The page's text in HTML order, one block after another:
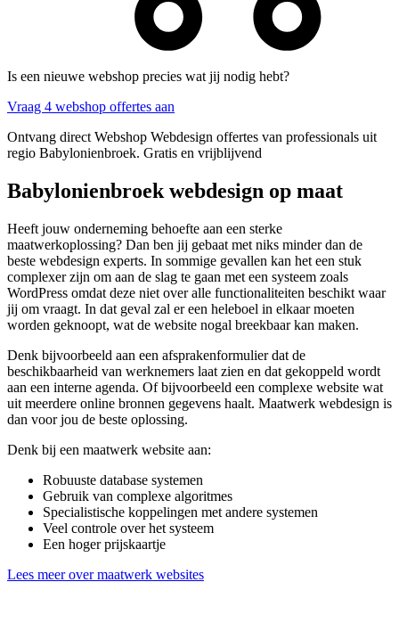
Is een nieuwe webshop precies wat jij nodig hebt?
Vraag 4 webshop offertes aan
Ontvang direct Webshop Webdesign offertes van professionals uit
regio Babylonienbroek. Gratis en vrijblijvend
Babylonienbroek webdesign op maat
Heeft jouw onderneming behoefte aan een sterke
maatwerkoplossing? Dan ben jij gebaat met niks minder dan de
beste webdesign experts. In sommige gevallen kan het een stuk
complexer zijn om aan de slag te gaan met een systeem zoals
WordPress omdat deze niet over alle functionaliteiten beschikt waar
jij om vraagt. In dat geval zal er een heleboel in elkaar moeten
worden geknoopt, wat de website nogal breekbaar kan maken.
Denk bijvoorbeeld aan een afsprakenformulier dat de
beschikbaarheid van werknemers laat zien en dat gekoppeld wordt
aan een interne agenda. Of bijvoorbeeld een complexe website wat
uit meerdere online bronnen gegevens haalt. Maatwerk webdesign is
dan voor jou de beste oplossing.
Denk bij een maatwerk website aan:
Robuuste database systemen
Gebruik van complexe algoritmes
Specialistische koppelingen met andere systemen
Veel controle over het systeem
Een hoger prijskaartje
Lees meer over maatwerk websites